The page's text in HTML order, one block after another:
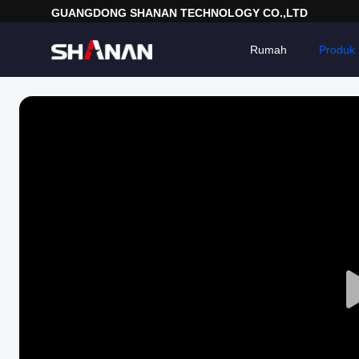
GUANGDONG SHANAN TECHNOLOGY CO.,LTD
Rumah Produk